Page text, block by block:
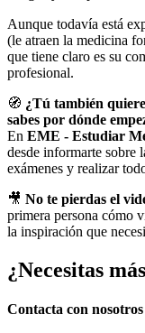
Aunque todavía está
(le atraen la medicina
que tiene claro es su
profesional.
🧭 ¿Tú también
sabes por dónde
En EME - Estudiar
desde informarte sobre
exámenes y realizar
🎥 No te pierdas el
primera persona cómo
la inspiración que
¿Necesitas
Contacta con